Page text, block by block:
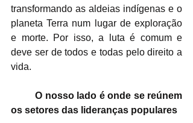
transformando as aldeias indígenas e o
planeta Terra num lugar de exploração
e morte. Por isso, a luta é comum e
deve ser de todos e todas pelo direito a
vida.
O nosso lado é onde se reúnem
os setores das lideranças populares